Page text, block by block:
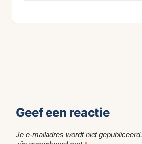
Geef een reactie
Je e-mailadres wordt niet gepubliceerd.